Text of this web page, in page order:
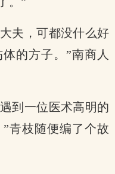
夫，可都没什么好
的方子。”南商人
到一位医术高明的
青枝随便编了个故